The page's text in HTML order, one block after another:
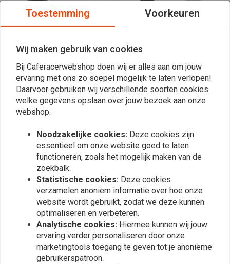
ALL BALLS
€25,24 €40,97
ALL BALLS
Wiellager en
afdichtingsset Honda CB
650750900 CBX 1000
TOURMAX
incl. Stofkap Honda CB
GL VF VTX
€37,87
Toestemming Voorkeuren
Wij maken gebruik van cookies
Bij Caferacerwebshop doen wij er alles aan om jouw
ervaring met ons zo soepel mogelijk te laten verlopen!
Daarvoor gebruiken wij verschillende soorten cookies
welke gegevens opslaan over jouw bezoek aan onze
webshop.
Noodzakelijke cookies: Deze cookies zijn
essentieel om onze website goed te laten
functioneren, zoals het mogelijk maken van de
zoekbalk.
Statistische cookies: Deze cookies
verzamelen anoniem informatie over hoe onze
website wordt gebruikt, zodat we deze kunnen
optimaliseren en verbeteren.
Analytische cookies: Hiermee kunnen wij jouw
ervaring verder personaliseren door onze
marketingtools toegang te geven tot je anonieme
gebruikerspatroon.